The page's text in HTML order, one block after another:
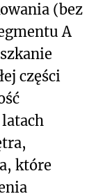
(bez
A
części
które